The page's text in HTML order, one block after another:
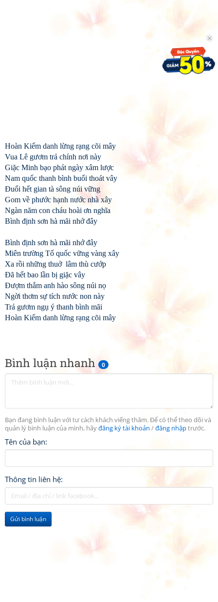
Bình luận nhanh 0
Bạn đang bình luận với tư cách khách viếng thăm. Để có thể theo dõi và
quản lý bình luận của mình, hãyđăng ký tài khoản /đăng nhậptrước.
Tên của bạn:
Thông tin liên hệ:
Gửi bình luận
Hoàn Kiếm danh lừng rạng cõi mây
Vua Lê gươm trả chính nơi này
Giặc Minh bạo phát ngày xâm lược
Nam quốc thanh bình buổi thoát vây
Đuổi hết gian tà sông núi vững
Gom về phước hạnh nước nhà xây
Ngàn năm con cháu hoài ơn nghĩa
Bình định sơn hà mãi nhớ đây
Bình định sơn hà mãi nhớ đây
Miên trường Tổ quốc vững vàng xây
Xa rồi những thuở lâm thù cướp
Đã hết bao lần bị giặc vây
Đượm thắm anh hào sông núi nọ
Ngời thơm sự tích nước non này
Trả gươm ngụ ý thanh bình mãi
Hoàn Kiếm danh lừng rạng cõi mây